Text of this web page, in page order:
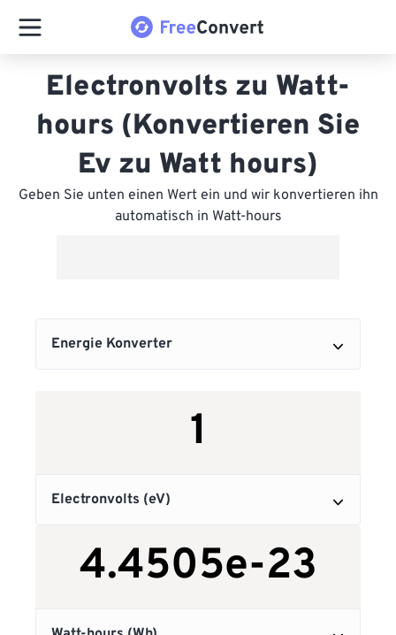
Electronvolts zu Watt-
hours (Konvertieren Sie
Ev zu Watt hours)
Geben Sie unten einen Wert ein und wir konvertieren ihn
automatisch in Watt-hours